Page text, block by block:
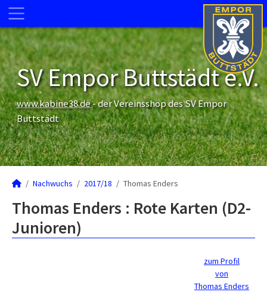
SV Empor Buttstädt e.V.
www.kabine38.de- der Vereinsshop des SV Empor
Buttstädt
Nachwuchs 2017/18 Thomas Enders
Thomas Enders : Rote Karten (D2-
Junioren)
zum Profil
von
Thomas Enders